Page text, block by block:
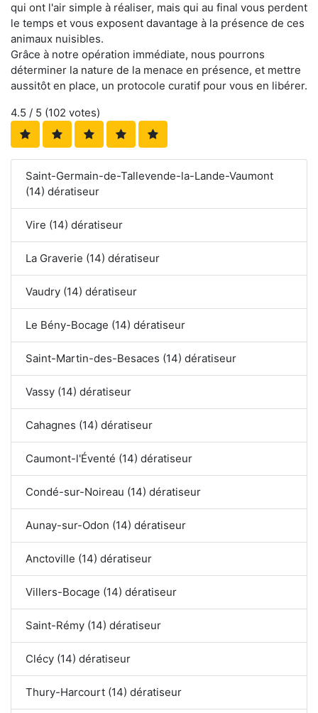
qui ont l'air simple à réaliser, mais qui au final vous perdent
le temps et vous exposent davantage à la présence de ces
animaux nuisibles.
Grâce à notre opération immédiate, nous pourrons
déterminer la nature de la menace en présence, et mettre
aussitôt en place, un protocole curatif pour vous en libérer.
4.5 / 5 (102 votes)
Saint-Germain-de-Tallevende-la-Lande-Vaumont
(14) dératiseur
Vire (14) dératiseur
La Graverie (14) dératiseur
Vaudry (14) dératiseur
Le Bény-Bocage (14) dératiseur
Saint-Martin-des-Besaces (14) dératiseur
Vassy (14) dératiseur
Cahagnes (14) dératiseur
Caumont-l'Éventé (14) dératiseur
Condé-sur-Noireau (14) dératiseur
Aunay-sur-Odon (14) dératiseur
Anctoville (14) dératiseur
Villers-Bocage (14) dératiseur
Saint-Rémy (14) dératiseur
Clécy (14) dératiseur
Thury-Harcourt (14) dératiseur